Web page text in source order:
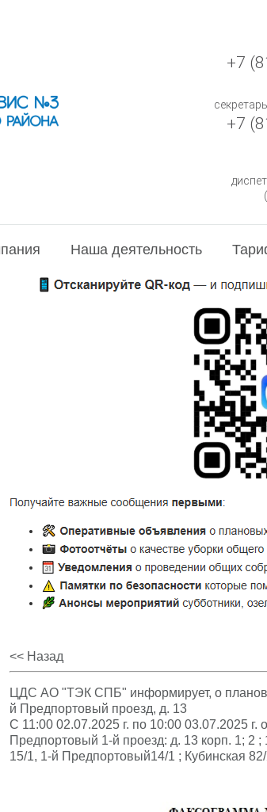
+7
+7
Наша деятельность
<< Назад
ЦДС АО "ТЭК СПБ" информирует, о
й Предпортовый проезд, д. 13
С 11:00 02.07.2025 г. по 10:00 03.07.2025
Предпортовый 1-й проезд: д. 13 корп. 1; 2
15/1, 1-й Предпортовый14/1 ; Кубинская